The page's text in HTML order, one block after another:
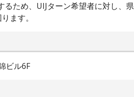
るため、UIJターン希望者に対し、
ます。
ビル6F